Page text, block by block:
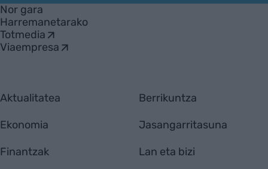
Nor gara
Harremanetarako
Totmedia
Viaempresa
Aktualitatea
Ekonomia
Finantzak
Berrikuntza
Jasangarritasuna
Lan eta bizi